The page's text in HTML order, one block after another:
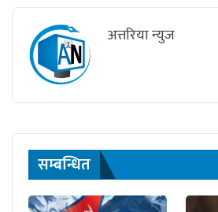
अत्तरिया न्युज
सम्बन्धित